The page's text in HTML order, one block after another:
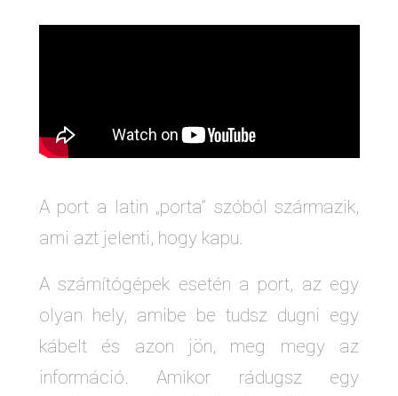
A port a latin „porta” szóból származik,
ami azt jelenti, hogy kapu.
A számítógépek esetén a port, az egy
olyan hely, amibe be tudsz dugni egy
kábelt és azon jön, meg megy az
információ. Amikor rádugsz egy